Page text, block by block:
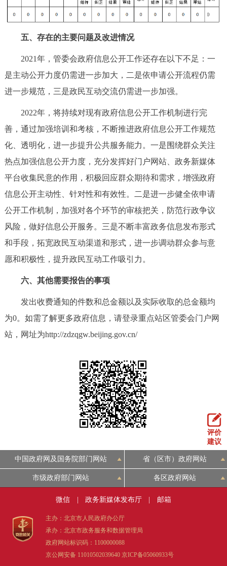
五、存在的主要问题及改进情况
2021年，管委会政府信息公开工作还存在以下不足：一
是主动公开力度仍需进一步加大，二是依申请公开流程仍需
进一步规范，三是政民互动交流仍需进一步加强。
2022年，将持续对现有政府信息公开工作机制进行完
善，通过加强培训和考核，不断推进政府信息公开工作规范
化、透明化，进一步提升公共服务能力。一是围绕群众关注
热点加强信息公开力度，充分发挥好门户网站、政务新媒体
平台收集民意的作用，积极回应群众期待和需求，增强政府
信息公开主动性、针对性和有效性。二是进一步健全依申请
公开工作机制，加强对各个环节的审核把关，防范行政争议
风险，做好信息公开服务。三是不断丰富政务信息发布形式
和手段，拓宽政民互动渠道和形式，进一步调动群众参与意
愿和积极性，提升政民互动工作吸引力。
六、其他需要报告的事项
发出收费通知的件数和总金额以及实际收取的总金额均
为0。如需了解更多政府信息，请登录重点站区管委会门户网
站，网址为http://zdzqgw.beijing.gov.cn/
评价
建议
中国政府网及国务院部门网站 省（区市）政府网站
市级政府部门网站 各区政府网站
微信 政务新媒体发布厅 邮箱
主办：北京市人民政府办公厅
承办：北京市政务服务和数据管理局
政府网站标识码：1100000088
京公网安备 11010502039640 京ICP备05060933号